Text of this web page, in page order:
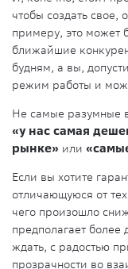
чтобы создать
примеру, это может
ближайшие
будням, а вы,
режим работы и
Не самые разумные
«у нас самая
рынке» или
Если вы хотите
отличающуюся от
чего произошло
предполагает более
ждать, с радостью
прозрачности во